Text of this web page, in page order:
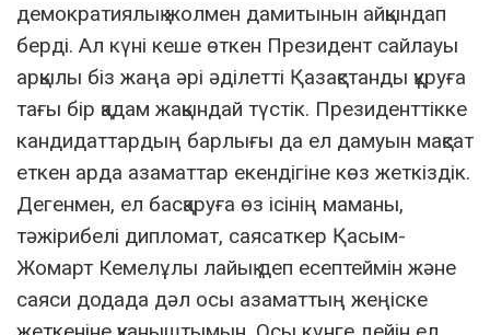
демократиялық жолмен дамитынын айқындап
берді. Ал күні кеше өткен Президент сайлауы
арқылы біз жаңа әрі әділетті Қазақстанды құруға
тағы бір қадам жақындай түстік. Президенттікке
кандидаттардың барлығы да ел дамуын мақсат
еткен арда азаматтар екендігіне көз жеткіздік.
Дегенмен, ел басқаруға өз ісінің маманы,
тәжірибелі дипломат, саясаткер Қасым-
Жомарт Кемелұлы лайық деп есептеймін және
саяси додада дәл осы азаматтың жеңіске